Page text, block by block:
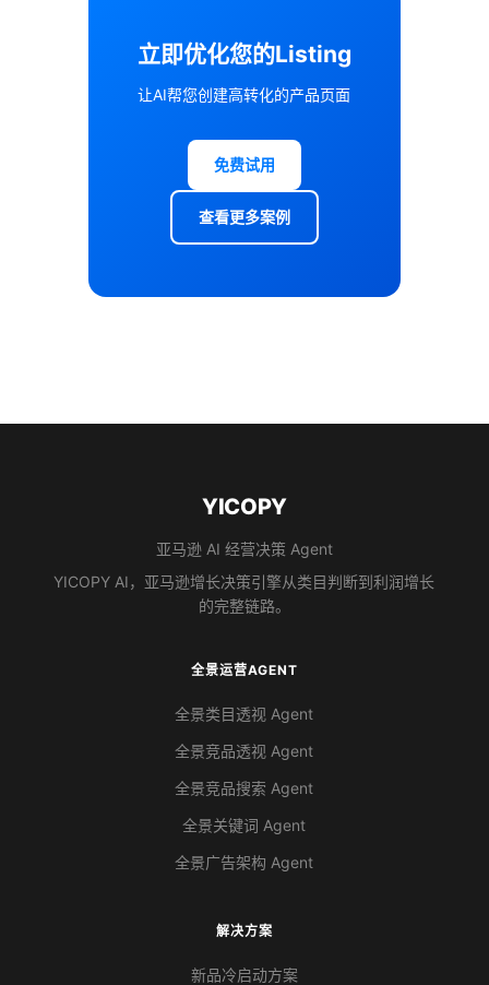
立即优化您的Listing
让AI帮您创建高转化的产品页面
免费试用
查看更多案例
YICOPY
亚马逊 AI 经营决策 Agent
YICOPY AI，亚马逊增长决策引擎从类目判断到利润增长
的完整链路。
全景运营AGENT
全景类目透视 Agent
全景竞品透视 Agent
全景竞品搜索 Agent
全景关键词 Agent
全景广告架构 Agent
解决方案
新品冷启动方案